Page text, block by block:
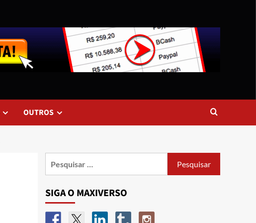
OUTROS
SIGA O MAXIVERSO